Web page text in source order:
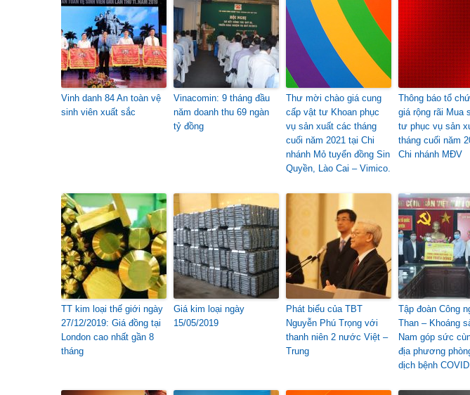
Vinh danh 84 An toàn vệ
sinh viên xuất sắc
Vinacomin: 9 tháng đầu
năm doanh thu 69 ngàn
tỷ đồng
Thư mời chào giá cung
cấp vật tư Khoan phục
vụ sản xuất các tháng
cuối năm 2021 tại Chi
nhánh Mỏ tuyển đồng Sin
Quyền, Lào Cai – Vimico.
Thông báo tổ
giá rộng rãi Mua
tư phục vụ sản
tháng cuối năm
Chi nhánh MĐV
TT kim loại thế giới ngày
27/12/2019: Giá đồng tại
London cao nhất gần 8
tháng
Giá kim loại ngày
15/05/2019
Phát biểu của TBT
Nguyễn Phú Trọng với
thanh niên 2 nước Việt –
Trung
Tập đoàn Công
Than – Khoáng
Nam góp sức
địa phương
dịch bệnh